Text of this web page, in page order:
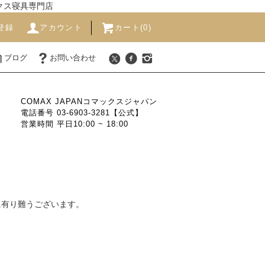
ス寝具専門店
録 アカウント カート(0)
ブログ お問い合わせ
COMAX JAPANコマックスジャパン
電話番号 03-6903-3281【公式】
営業時間 平日10:00 ~ 18:00
り難うございます。